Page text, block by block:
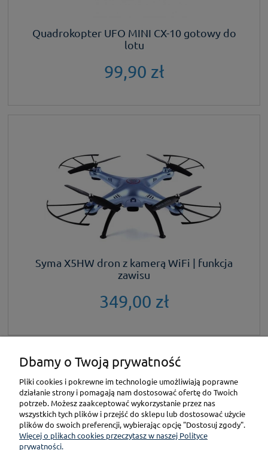
Quadrokopter UFO MINI CX-10 gotowy do
lotu
99,90 zł
Syma X5HW dron z kamerą WiFi | funkcja
zawisu
349,00 zł
KONTAKT
POMOC
PŁATNOŚCI I DOSTAWA
Dbamy o Twoją prywatność
Pliki cookies i pokrewne im technologie umożliwiają poprawne
działanie strony i pomagają nam dostosować ofertę do Twoich
potrzeb. Możesz zaakceptować wykorzystanie przez nas
wszystkich tych plików i przejść do sklepu lub dostosować użycie
plików do swoich preferencji, wybierając opcję "Dostosuj zgody".
Więcej o plikach cookies przeczytasz w naszej Polityce
prywatności.